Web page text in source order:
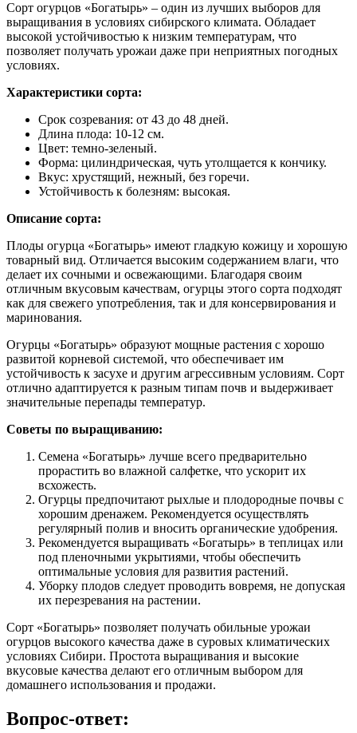
Сорт огурцов «Богатырь» – один из лучших выборов для
выращивания в условиях сибирского климата. Обладает
высокой устойчивостью к низким температурам, что
позволяет получать урожаи даже при неприятных погодных
условиях.
Характеристики сорта:
Срок созревания: от 43 до 48 дней.
Длина плода: 10-12 см.
Цвет: темно-зеленый.
Форма: цилиндрическая, чуть утолщается к кончику.
Вкус: хрустящий, нежный, без горечи.
Устойчивость к болезням: высокая.
Описание сорта:
Плоды огурца «Богатырь» имеют гладкую кожицу и хорошую
товарный вид. Отличается высоким содержанием влаги, что
делает их сочными и освежающими. Благодаря своим
отличным вкусовым качествам, огурцы этого сорта подходят
как для свежего употребления, так и для консервирования и
маринования.
Огурцы «Богатырь» образуют мощные растения с хорошо
развитой корневой системой, что обеспечивает им
устойчивость к засухе и другим агрессивным условиям. Сорт
отлично адаптируется к разным типам почв и выдерживает
значительные перепады температур.
Советы по выращиванию:
Семена «Богатырь» лучше всего предварительно
прорастить во влажной салфетке, что ускорит их
всхожесть.
Огурцы предпочитают рыхлые и плодородные почвы с
хорошим дренажем. Рекомендуется осуществлять
регулярный полив и вносить органические удобрения.
Рекомендуется выращивать «Богатырь» в теплицах или
под пленочными укрытиями, чтобы обеспечить
оптимальные условия для развития растений.
Уборку плодов следует проводить вовремя, не допуская
их перезревания на растении.
Сорт «Богатырь» позволяет получать обильные урожаи
огурцов высокого качества даже в суровых климатических
условиях Сибири. Простота выращивания и высокие
вкусовые качества делают его отличным выбором для
домашнего использования и продажи.
Вопрос-ответ: